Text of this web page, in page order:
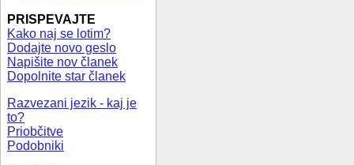
PRISPEVAJTE
Kako naj se lotim?
Dodajte novo geslo
Napišite nov članek
Dopolnite star članek
Razvezani jezik - kaj je
to?
Priobčitve
Podobniki